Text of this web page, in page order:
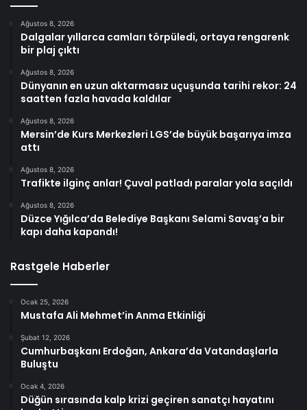
Ağustos 8, 2026
Dalgalar yıllarca camları törpüledi, ortaya rengarenk
bir plaj çıktı
Ağustos 8, 2026
Dünyanın en uzun aktarmasız uçuşunda tarihi rekor: 24
saatten fazla havada kaldılar
Ağustos 8, 2026
Mersin’de Kurs Merkezleri LGS’de büyük başarıya imza
attı
Ağustos 8, 2026
Trafikte ilginç anlar! Çuval patladı paralar yola saçıldı
Ağustos 8, 2026
Düzce Yığılca’da Belediye Başkanı Selami Savaş’a bir
kapı daha kapandı!
Rastgele Haberler
Ocak 25, 2026
Mustafa Ali Mehmet’in Anma Etkinliği
Şubat 12, 2026
Cumhurbaşkanı Erdoğan, Ankara’da Vatandaşlarla
Buluştu
Ocak 4, 2026
Düğün sırasında kalp krizi geçiren sanatçı hayatını